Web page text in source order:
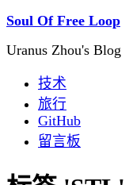
Soul Of Free Loop
Uranus Zhou's Blog
技术
旅行
GitHub
留言板